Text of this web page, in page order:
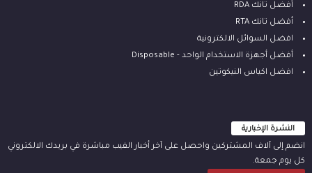
أفضل تانك RDA
أفضل تانك RTA
افضل السوائل الالكترونية
أفضل أجهزة الاستخدام الواحد - Disposable
افضل اكياس النيكوتين
النشرة الإخبارية
انضم إلى آلاف المشتركين واحصل على آخر أخبار الفيب مباشرة في بريدك الالكتروني
كل يوم جمعة.